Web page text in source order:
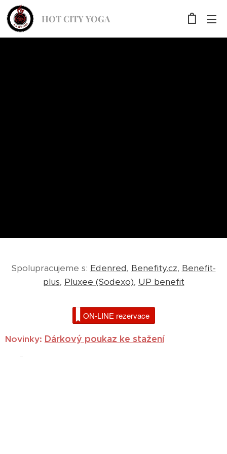
HOT CITY YOGA
Spolupracujeme s: Edenred, Benefity.cz, Benefit-
plus, Pluxee (Sodexo), UP benefit
ON-LINE rezervace
Novinky: Dárkový poukaz ke stažení